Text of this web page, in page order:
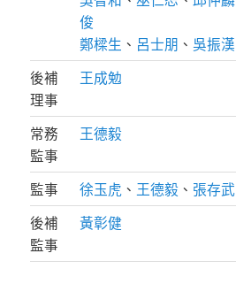
俊
鄭樑生 、 呂士朋 、 吳振漢
後補
理事
王成勉
常務
監事
王德毅
監事 徐玉虎 、 王德毅 、 張存武
後補
監事
黃彰健